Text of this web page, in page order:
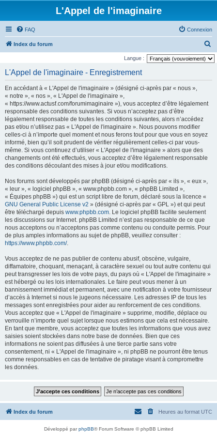
L'Appel de l'imaginaire
FAQ Connexion
Index du forum
e
Langue :
L'Appel de l'imaginaire - Enregistrement
En accédant à « L'Appel de l'imaginaire » (désigné ci-après par « nous »,
« notre », « nos », « L'Appel de l'imaginaire »,
« https://www.actusf.com/forumimaginaire »), vous acceptez d’être légalement
responsable des conditions suivantes. Si vous n’acceptez pas d’être
légalement responsable de toutes les conditions suivantes, alors n’accédez
pas et/ou n’utilisez pas « L'Appel de l'imaginaire ». Nous pouvons modifier
celles-ci à n’importe quel moment et nous ferons tout pour que vous en soyez
informé, bien qu’il soit prudent de vérifier régulièrement celles-ci par vous-
même. Si vous continuez d’utiliser « L'Appel de l'imaginaire » alors que des
changements ont été effectués, vous acceptez d’être légalement responsable
des conditions découlant des mises à jour et/ou modifications.
Nos forums sont développés par phpBB (désigné ci-après par « ils », « eux »,
« leur », « logiciel phpBB », « www.phpbb.com », « phpBB Limited »,
« Équipes phpBB ») qui est un script libre de forum, déclaré sous la licence «
GNU General Public License v2 » (désigné ci-après par « GPL ») et qui peut
être téléchargé depuis www.phpbb.com. Le logiciel phpBB facilite seulement
les discussions sur Internet. phpBB Limited n’est pas responsable de ce que
nous acceptons ou n’acceptons pas comme contenu ou conduite permis. Pour
de plus amples informations au sujet de phpBB, veuillez consulter :
https://www.phpbb.com/.
Vous acceptez de ne pas publier de contenu abusif, obscène, vulgaire,
diffamatoire, choquant, menaçant, à caractère sexuel ou tout autre contenu qui
peut transgresser les lois de votre pays, du pays où « L'Appel de l'imaginaire »
est hébergé ou les lois internationales. Le faire peut vous mener à un
bannissement immédiat et permanent, avec une notification à votre fournisseur
d’accès à Internet si nous le jugeons nécessaire. Les adresses IP de tous les
messages sont enregistrées pour aider au renforcement de ces conditions.
Vous acceptez que « L'Appel de l'imaginaire » supprime, modifie, déplace ou
verrouille n’importe quel sujet lorsque nous estimons que cela est nécessaire.
En tant que membre, vous acceptez que toutes les informations que vous avez
saisies soient stockées dans notre base de données. Bien que ces
informations ne soient pas diffusées à une tierce partie sans votre
consentement, ni « L'Appel de l'imaginaire », ni phpBB ne pourront être tenus
comme responsables en cas de tentative de piratage visant à compromettre
les données.
Index du forum Heures au format UTC
Développé parphpBB® Forum Software © phpBB Limited